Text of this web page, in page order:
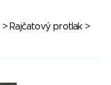
> Rajčatový protlak>